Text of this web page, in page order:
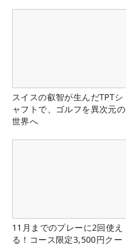
スイスの叡智が生んだTPTシ
ャフトで、ゴルフを異次元の
世界へ
11月までのプレーに2回使え
る！コース限定3,500円クー